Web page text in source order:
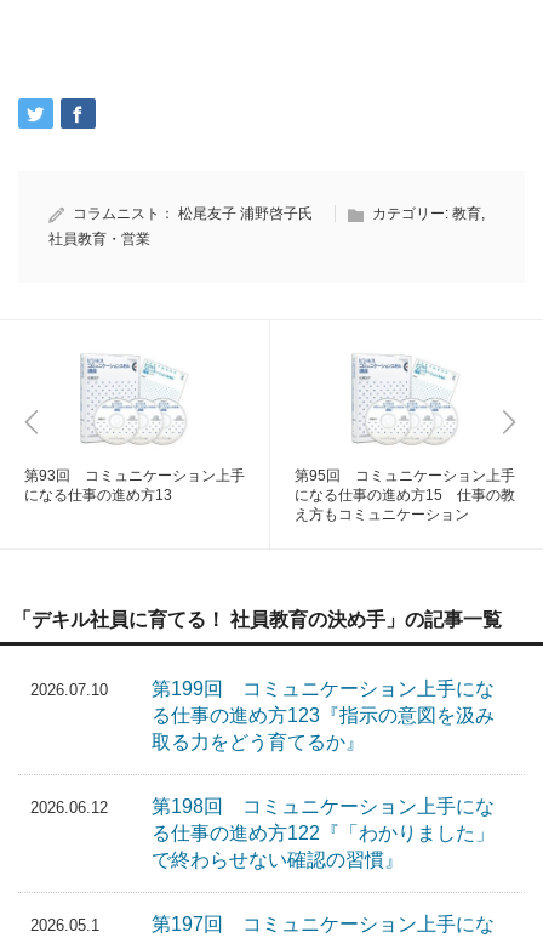
コラムニスト： 松尾友子 浦野啓子氏 カテゴリー: 教育
社員教育・営業
第93回 コミュニケーション上手
になる仕事の進め方13
第95回 コミュニケーション上手
になる仕事の進め方15 仕事の教
え方もコミュニケーション
「デキル社員に育てる！ 社員教育の決め手」の記事一覧
2026.07.10
第199回 コミュニケーション上手にな
る仕事の進め方123『指示の意図を汲み
取る力をどう育てるか』
2026.06.12
第198回 コミュニケーション上手にな
る仕事の進め方122『「わかりました」
で終わらせない確認の習慣』
2026.05.1
第197回 コミュニケーション上手にな